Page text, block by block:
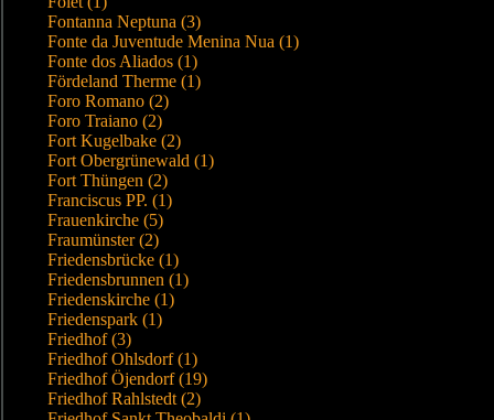
Fontanna Neptuna (3)
Fonte da Juventude Menina Nua (1)
Fonte dos Aliados (1)
Fördeland Therme (1)
Foro Romano (2)
Foro Traiano (2)
Fort Kugelbake (2)
Fort Obergrünewald (1)
Fort Thüngen (2)
Franciscus PP. (1)
Frauenkirche (5)
Fraumünster (2)
Friedensbrücke (1)
Friedensbrunnen (1)
Friedenskirche (1)
Friedenspark (1)
Friedhof (3)
Friedhof Ohlsdorf (1)
Friedhof Öjendorf (19)
Friedhof Rahlstedt (2)